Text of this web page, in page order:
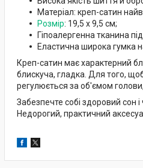
Матеріал: креп-сатин
Розмір: 19,5 х 9,5 см;
Гіпоалергенна тканина
Еластична широка гумка
Креп-сатин має характерний
блискуча, гладка. Для того,
регулюється за об'ємом
Забезпечте собі здоровий сон
Недорогий, практичний